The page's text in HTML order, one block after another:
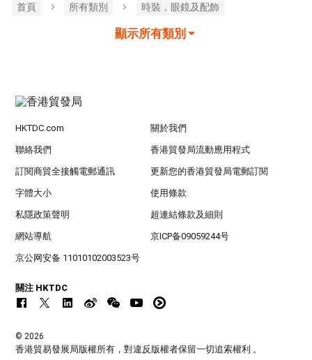
首頁 所有類別 時裝，眼鏡及配飾
顯示所有類別
HKTDC.com 關於我們
聯絡我們 香港貿發局流動應用程式
訂閱商貿全接觸電郵通訊 更新您的香港貿發局電郵訂閱
字體大小 使用條款
私隱政策聲明 超連結條款及細則
網站導航 京ICP备09059244号
京公网安备 11010102003523号
關注 HKTDC
© 2026
香港貿易發展局版權所有，對違反版權者保留一切追索權利 。